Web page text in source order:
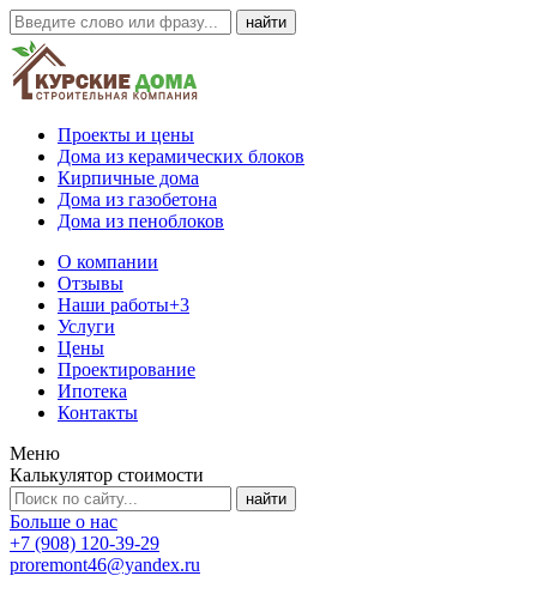
Проекты и цены
Дома из керамических блоков
Кирпичные дома
Дома из газобетона
Дома из пеноблоков
О компании
Отзывы
Наши работы+3
Услуги
Цены
Проектирование
Ипотека
Контакты
Меню
Калькулятор стоимости
Больше о нас
+7 (908) 120-39-29
proremont46@yandex.ru